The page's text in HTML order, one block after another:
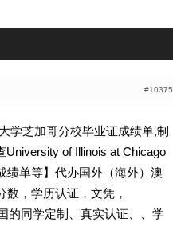
#10375
学芝加哥分校毕业证成绩单,制
of Illinois at Chicago
绩单等】代办国外（海外）澳
，学历认证，文凭，
的同学定制、真实认证、、学